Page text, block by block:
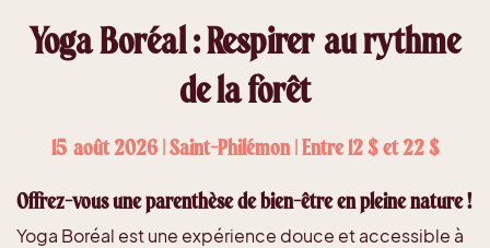
(Guide d'accueil nouveaux arrivants )
Yoga Boréal : Respirer au rythme
de la forêt
15 août 2026 | Saint-Philémon | Entre 12 $ et 22 $
Offrez-vous une parenthèse de bien-être en pleine nature !
Yoga Boréal est une expérience douce et accessible à